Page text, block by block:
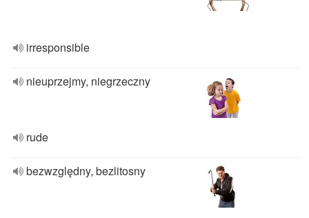
irresponsible
nieuprzejmy, niegrzeczny
rude
bezwzględny, bezlitosny